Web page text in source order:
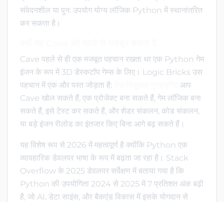
संवेदनशील या पुन: उपयोग योग्य लॉजिक Python में स्थानांतरित
कर सकता है।
Cave पहले से ही एक मजबूत पहचान रखता था एक Python गेम
इंजन के रूप में 3D डेस्कटॉप गेम्स के लिए। Logic Bricks उस
पहचान में एक और परत जोड़ता है:
आप
Cave खोल सकते हैं, एक प्रोजेक्ट बना सकते हैं, गेम लॉजिक बना
सकते हैं, इसे टेस्ट कर सकते हैं, और शेडर संकलन, कोड संकलन,
या बड़े इंजन रीलोड का इंतजार किए बिना आगे बढ़ सकते हैं।
यह विशेष रूप से 2026 में महत्वपूर्ण है क्योंकि Python एक
व्यावहारिक डेवलपर भाषा के रूप में बढ़ता जा रहा है। Stack
Overflow के 2025 डेवलपर सर्वेक्षण में बताया गया है कि
Python की उपयोगिता 2024 से 2025 में 7 प्रतिशत अंक बढ़ी
है, जो AI, डेटा साइंस, और बैकएंड विकास में इसके योगदान से